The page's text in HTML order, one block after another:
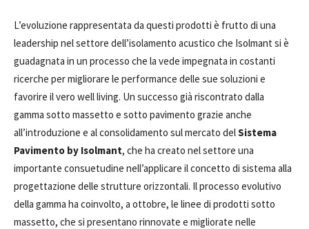
L’evoluzione rappresentata da questi prodotti è frutto di una
leadership nel settore dell’isolamento acustico che Isolmant si è
guadagnata in un processo che la vede impegnata in costanti
ricerche per migliorare le performance delle sue soluzioni e
favorire il vero well living. Un successo già riscontrato dalla
gamma sotto massetto e sotto pavimento grazie anche
all’introduzione e al consolidamento sul mercato delSistema
Pavimento by Isolmant, che ha creato nel settore una
importante consuetudine nell’applicare il concetto di sistema alla
progettazione delle strutture orizzontali. Il processo evolutivo
della gamma ha coinvolto, a ottobre, le linee di prodotti sotto
massetto, che si presentano rinnovate e migliorate nelle